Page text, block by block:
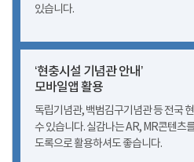
있습니다.
‘현충시설 기념관 안내’
모바일앱 활용
독립기념관, 백범김구기념관 등 전국
수 있습니다. 실감나는 AR, MR콘텐츠
도록으로 활용하셔도 좋습니다.